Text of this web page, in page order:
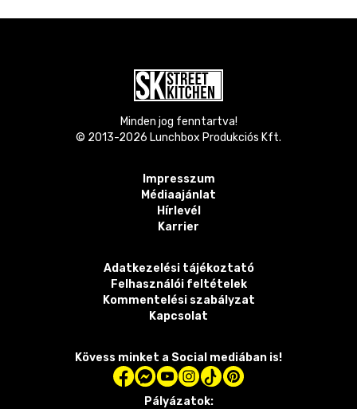
Minden jog fenntartva!
© 2013-2026 Lunchbox Produkciós Kft.
Impresszum
Médiaajánlat
Hírlevél
Karrier
Adatkezelési tájékoztató
Felhasználói feltételek
Kommentelési szabályzat
Kapcsolat
Kövess minket a Social mediában is!
Pályázatok: